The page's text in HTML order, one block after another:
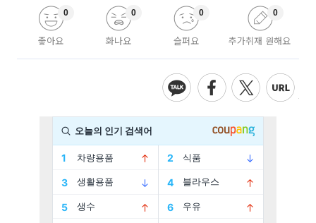
좋아요
0
화나요
0
슬퍼요
0
추가취재 원해요
0